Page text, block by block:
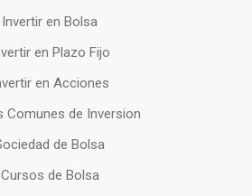
Invertir en Bolsa
en Plazo Fijo
en Acciones
Comunes de Inversion
de Bolsa
Cursos de Bolsa